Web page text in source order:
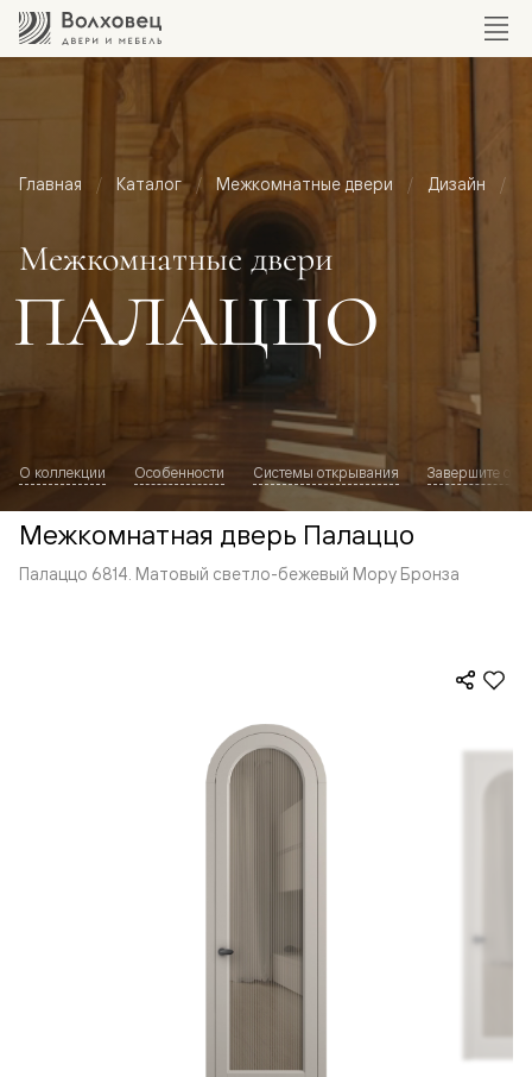
Главная Каталог Межкомнатные двери Дизайн
Межкомнатные двери
ПАЛАЦЦО
О коллекции Особенности Системы открывания Завершите
Межкомнатная дверь Палаццо
Палаццо 6814. Матовый светло-бежевый Мору Бронза